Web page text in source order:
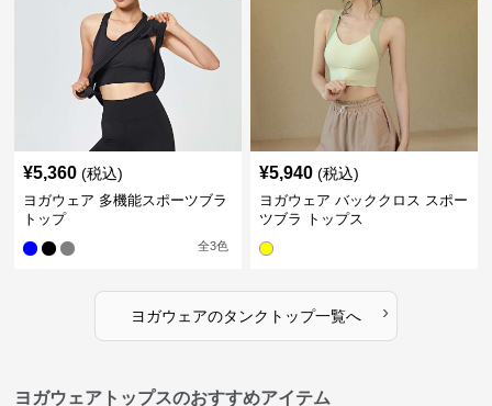
¥5,360 (税込)
ヨガウェア 多機能スポーツブラ
トップ
全3色
¥5,940 (税込)
ヨガウェア バッククロス スポー
ツブラ トップス
ヨガウェアのタンクトップ一覧へ ›
ヨガウェアトップスのおすすめアイテム